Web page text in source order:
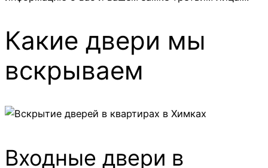
Какие двери мы
вскрываем
Входные двери в